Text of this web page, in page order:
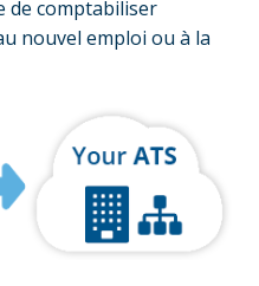
de comptabiliser
nouvel emploi ou à la